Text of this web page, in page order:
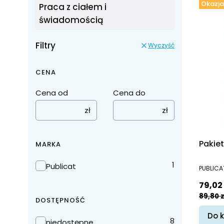
Praca z ciałem i
świadomością
Filtry Wyczyść
CENA
Cena od
zł
Cena do
zł
MARKA
Marka
Publicat 1
DOSTĘPNOŚĆ
Dostępność
8
Okazja
Cena
79,02
89,80
Do